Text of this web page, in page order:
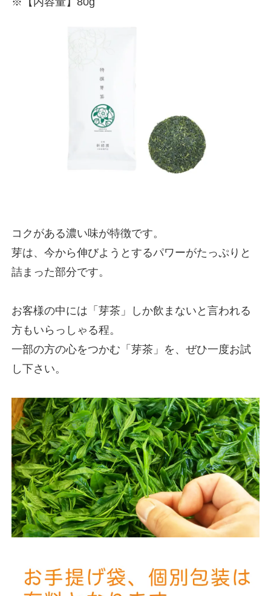
コクがある濃い味が特徴です。
芽は、今から伸びようとするパワーがたっぷりと
詰まった部分です。
お客様の中には「芽茶」しか飲まないと言われる
方もいらっしゃる程。
一部の方の心をつかむ「芽茶」を、ぜひ一度お試
し下さい。